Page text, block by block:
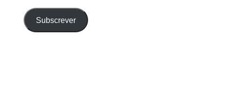
Subscrever